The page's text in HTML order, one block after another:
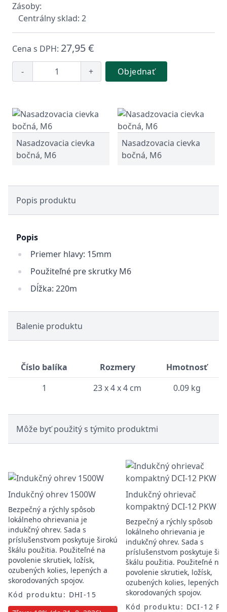
Zásoby:
Centrálny sklad: 2
Cena s DPH: 27,95 €
- + Objednať
Nasadzovacia cievka
bočná, M6
Nasadzovacia cievka
bočná, M6
Popis produktu
Popis
Priemer hlavy: 15mm
Použiteľné pre skrutky M6
Dĺžka: 220m
Balenie produktu
Číslo balíka Rozmery
Hmotnosť
1
23 x 4 x 4 cm 0.09 kg
Môže byť použitý s týmito produktmi
Indukčný ohrev 1500W
Bezpečný a rýchly spôsob
lokálneho ohrievania je
indukčný ohrev. Sada s
príslušenstvom poskytuje širokú
škálu použitia. Použiteľné na
povolenie skrutiek, ložísk,
ozubených kolies, lepených a
skorodovaných spojov.
Kód produktu: DHI-15
Indukčný ohrievač
kompaktný DCI-12 PKW
Bezpečný a rýchly spôsob
lokálneho ohrievania je
indukčný ohrev. Sada s
príslušenstvom poskytuje
škálu použitia. Použiteľné na
povolenie skrutiek, ložísk,
ozubených kolies, lepených a
skorodovaných spojov.
Kód produktu: DCI-12